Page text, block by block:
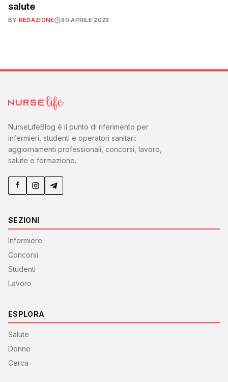
salute
BY REDAZIONE 30 APRILE 2023
NurseLifeBlog è il punto di riferimento per
infermieri, studenti e operatori sanitari:
aggiornamenti professionali, concorsi, lavoro,
salute e formazione.
SEZIONI
Infermiere
Concorsi
Studenti
Lavoro
ESPLORA
Salute
Donne
Cerca